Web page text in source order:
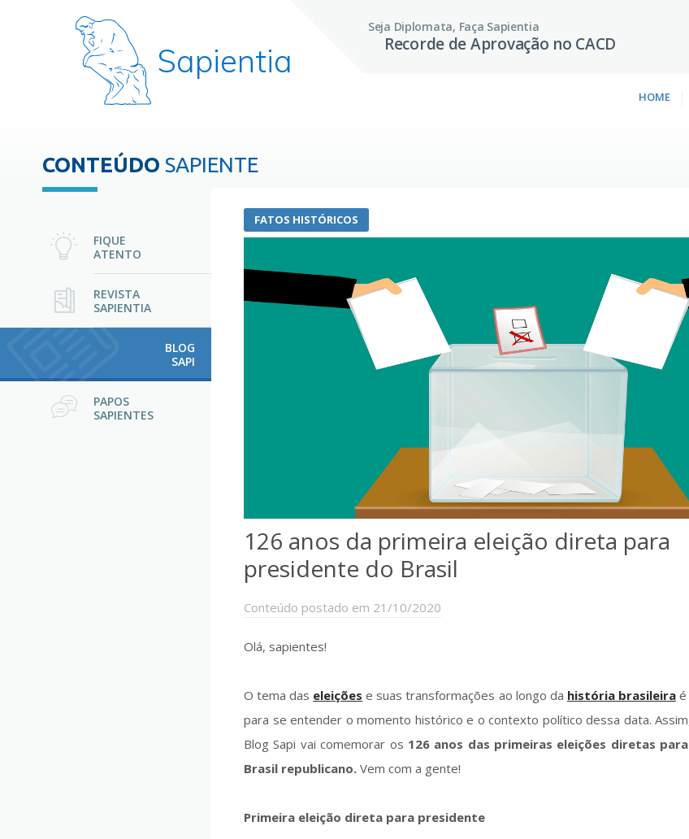
Sapientia
Seja Diplomata, Faça Sapientia
Recorde de Aprovação no CACD
HOME
CONTEÚDO SAPIENTE
FIQUE
ATENTO
REVISTA
SAPIENTIA
BLOG
SAPI
PAPOS
SAPIENTES
FATOS HISTÓRICOS
126 anos da primeira eleição direta para
presidente do Brasil
Conteúdo postado em 21/10/2020
Olá, sapientes!
O tema das eleições e suas transformações ao longo da história brasileiraé
para se entender o momento histórico e o contexto político dessa data.
Blog Sapi vai comemorar os 126 anos das primeiras eleições diretas
Brasil republicano. Vem com a gente!
Primeira eleição direta para presidente